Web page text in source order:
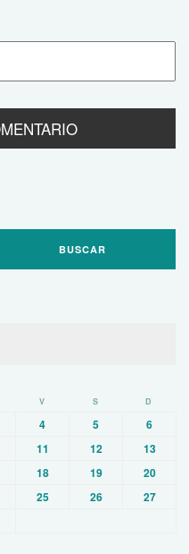
V S D
4 5
6
11 12
13
18 19
20
25 26
27